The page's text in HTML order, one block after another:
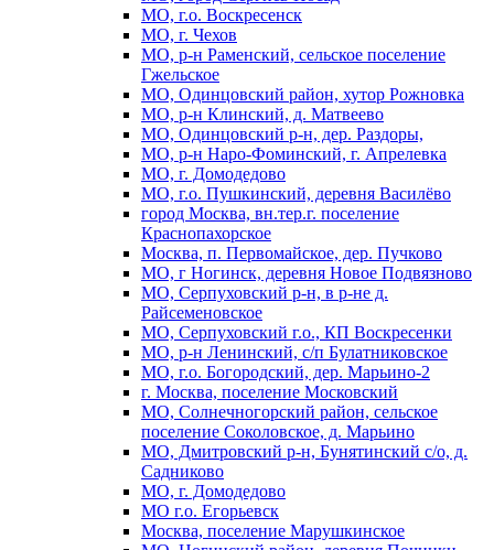
МО, г.о. Воскресенск
МО, г. Чехов
МО, р-н Раменский, сельское поселение
Гжельское
МО, Одинцовский район, хутор Рожновка
МО, р-н Клинский, д. Матвеево
МО, Одинцовский р-н, дер. Раздоры,
МО, р-н Наро-Фоминский, г. Апрелевка
МО, г. Домодедово
МО, г.о. Пушкинский, деревня Василёво
город Москва, вн.тер.г. поселение
Краснопахорское
Москва, п. Первомайское, дер. Пучково
МО, г Ногинск, деревня Новое Подвязново
МО, Серпуховский р-н, в р-не д.
Райсеменовское
МО, Серпуховский г.о., КП Воскресенки
МО, р-н Ленинский, с/п Булатниковское
МО, г.о. Богородский, дер. Марьино-2
г. Москва, поселение Московский
МО, Солнечногорский район, сельское
поселение Соколовское, д. Марьино
МО, Дмитровский р-н, Бунятинский с/о, д.
Садниково
МО, г. Домодедово
МО г.о. Егорьевск
Москва, поселение Марушкинское